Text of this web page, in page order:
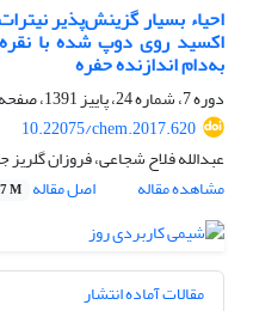
احیاء بسیار گزینش‌پذیر
اکسید روی دوپ شده با
به‌دام‌ اندازنده حفره
دوره 7، شماره 24، پاییز 1391، صفحه
10.22075/chem.2017.620
عبدالله فلاح شجاعی، فروزان گلریز
مشاهده مقاله
اصل مقاله M
مقالات آماده انتشار